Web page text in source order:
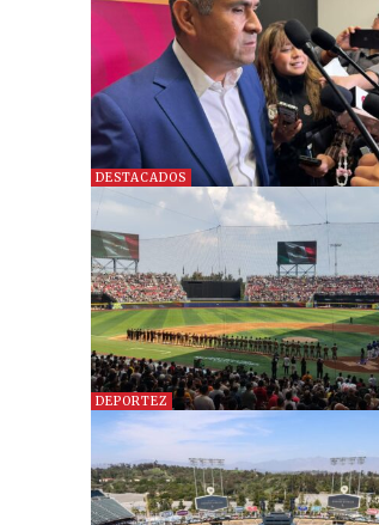
DESTACADOS
DEPORTEZ